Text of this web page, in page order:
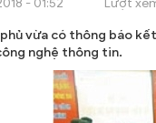
- 01:52 Lượt
vừa có thông báo
nghệ thông tin.